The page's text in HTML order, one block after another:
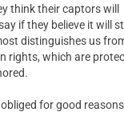
think their captors will
if they believe it will
distinguishes us
rights, which are
for good